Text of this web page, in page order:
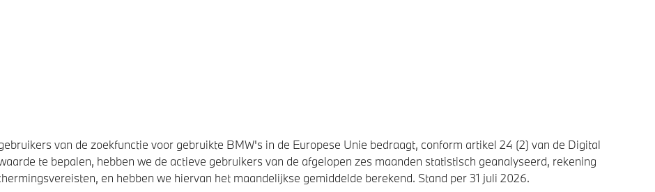
van de zoekfunctie voor gebruikte BMW's in de Europese Unie bedraagt, conform artikel 24 (2) van de Digital
te bepalen, hebben we de actieve gebruikers van de afgelopen zes maanden statistisch geanalyseerd, rekening
en hebben we hiervan het maandelijkse gemiddelde berekend. Stand per 31 juli 2026.